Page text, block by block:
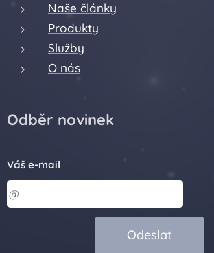
Naše články
Produkty
Služby
O nás
Odběr novinek
Váš e-mail
Odeslat